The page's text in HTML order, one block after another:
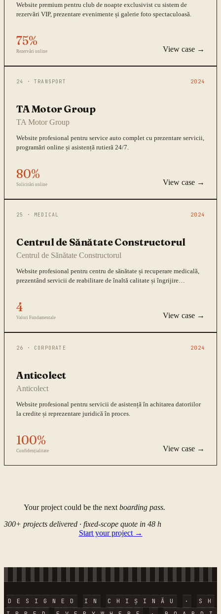
Website premium pentru club de noapte exclusivist cu sistem de
rezervări VIP, prezentare evenimente și galerie foto spectaculoasă.
75%
Rezervări online View case →
24 ·TRANSPORT 2024
TA Motor Group
TA Motor Group
Website profesional pentru service auto complet cu prezentare servicii,
programări online și asistență rutieră 24/7.
80%
Solicitări online View case →
25 · MEDICAL 2024
Centrul de Sănătate Constructorul
Centrul de Sănătate Constructorul
Website profesional pentru centru de sănătate și recuperare medicală,
prezentând servicii de reabilitare de înaltă calitate și îngrijire
4
Valori Fundamentale View case →
26 · CORPORATE 2024
Anticolect
Anticolect
Website profesional pentru servicii de asistență în achitarea datoriilor
la credite și reprezentare juridică în proces.
100%
Confidențialitate View case →
Your project could be the nextboarding pass.
300+ projects delivered · fixed-scope quote in 48 h
Start your project →
D E S I G N E D I N C H I Ș I N Ă U · S
H